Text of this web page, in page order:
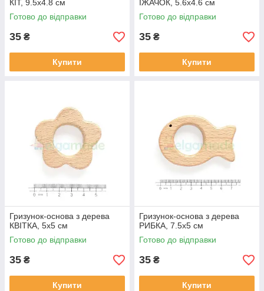
КІТ, 9.5х4.8 см
Готово до відправки
35 ₴
Купити
ЇЖАЧОК, 5.6х4.6 см
Готово до відправки
35 ₴
Купити
Гризунок-основа з дерева
КВІТКА, 5х5 см
Готово до відправки
35 ₴
Купити
Гризунок-основа з дерева
РИБКА, 7.5х5 см
Готово до відправки
35 ₴
Купити